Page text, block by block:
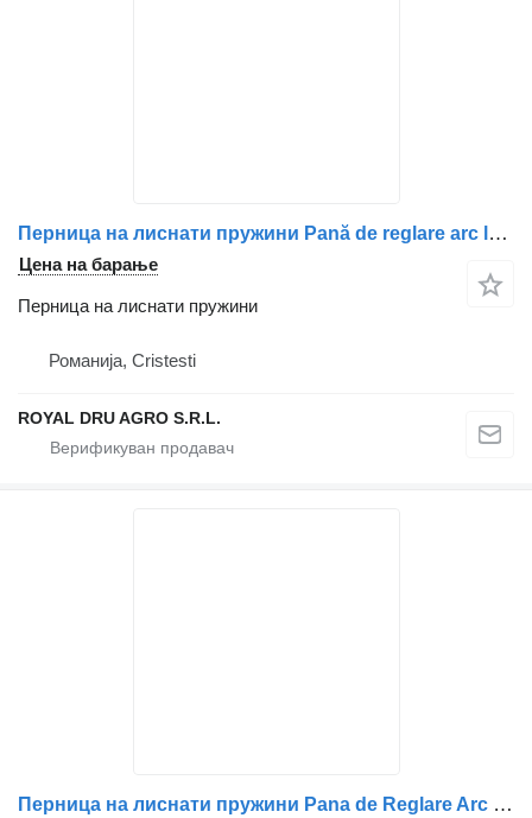
Перница на лиснати пружини Pană de reglare arc lamelar, ax secundar stânga 1268399 за камион DAF Vehicule DAF
Цена на барање
Перница на лиснати пружини
Романија, Cristesti
ROYAL DRU AGRO S.R.L.
Перница на лиснати пружини Pana de Reglare Arc Lamelar Ax Secundar Dreapta 1268400 за камион DAF Vehicule DAF